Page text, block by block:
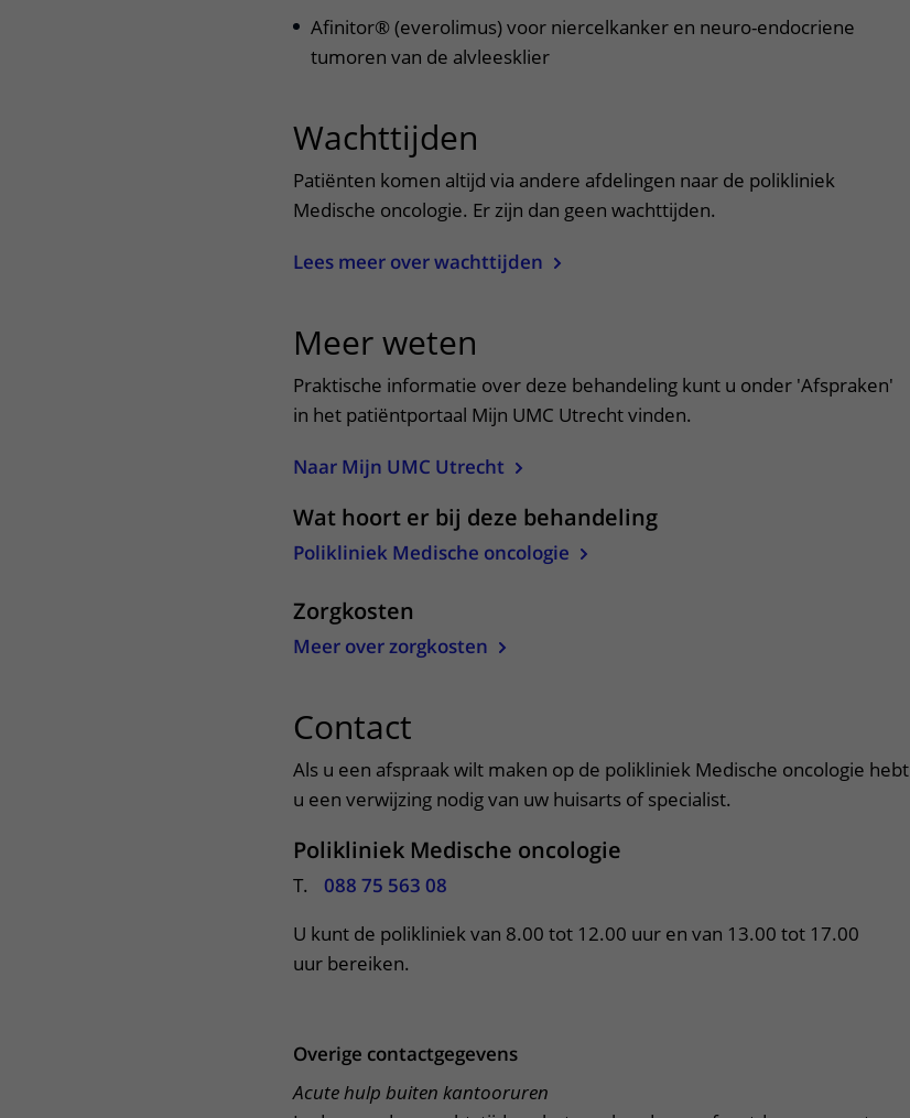
Afinitor® (everolimus) voor niercelkanker en neuro-endocriene
tumoren van de alvleesklier
Wachttijden
Patiënten komen altijd via andere afdelingen naar de polikliniek
Medische oncologie. Er zijn dan geen wachttijden.
Lees meer over wachttijden
Meer weten
Praktische informatie over deze behandeling kunt u onder 'Afspraken'
in het patiëntportaal Mijn UMC Utrecht vinden.
Naar Mijn UMC Utrecht
Wat hoort er bij deze behandeling
Polikliniek Medische oncologie
Zorgkosten
Meer over zorgkosten
Contact
Als u een afspraak wilt maken op de polikliniek Medische oncologie hebt
u een verwijzing nodig van uw huisarts of specialist.
Polikliniek Medische oncologie
T.
088 75 563 08
U kunt de polikliniek van 8.00 tot 12.00 uur en van 13.00 tot 17.00
uur bereiken.
Overige contactgegevens
Acute hulp buiten kantooruren